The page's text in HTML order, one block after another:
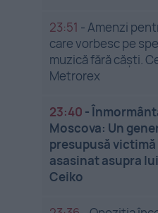
23:51 -Amenzi
care vorbesc pe
muzică fără căști.
Metrorex
23:40 -
Moscova: Un
presupusă
asasinat asupra
Ceiko